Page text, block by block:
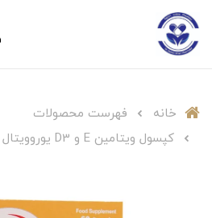
خانه
فهرست محصولات
کپسول ویتامین E و D3 یوروویتال 60 عددی